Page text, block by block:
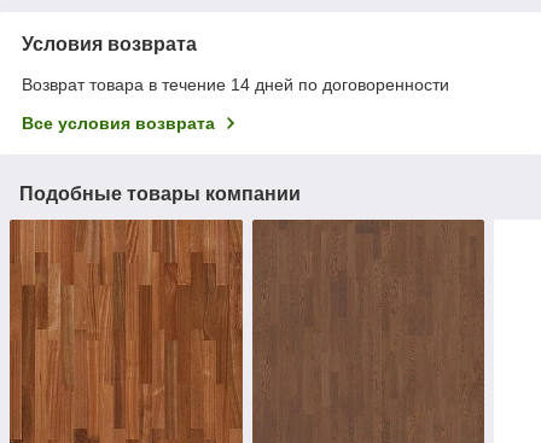
Условия возврата
Возврат товара в течение 14 дней по договоренности
Все условия возврата
Подобные товары компании